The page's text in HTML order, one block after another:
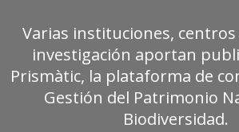
Varias instituciones,
investigación aportan
Prismàtic, la plataforma de
Gestión del Patrimonio
Biodiversidad.